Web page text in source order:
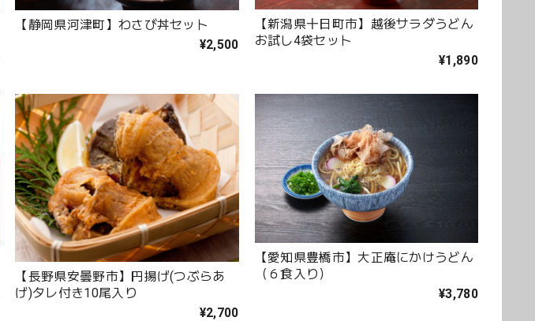
【静岡県河津町】わさび丼セット
¥2,500
【新潟県十日町市】越後サラダうどん
お試し4袋セット
¥1,890
【長野県安曇野市】円揚げ(つぶらあ
げ)タレ付き10尾入り
¥2,700
【愛知県豊橋市】大正庵にかけうどん
（６食入り）
¥3,780